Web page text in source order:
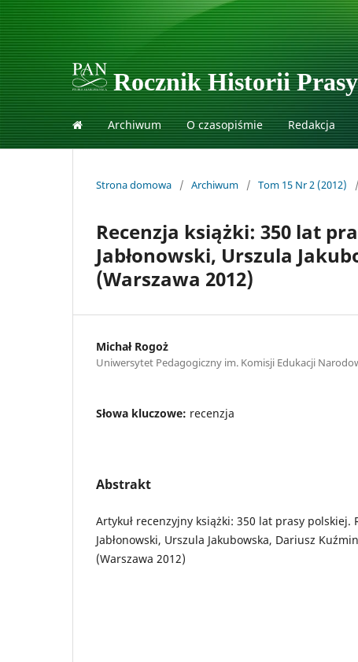
Rocznik Historii
Archiwum O czasopiśmie Redakcja
Strona domowa / Archiwum / Tom 15 Nr 2 (2012) /
Recenzja książki: 350 lat
Jabłonowski, Urszula
(Warszawa 2012)
Michał Rogoż
Uniwersytet Pedagogiczny im. Komisji Edukacji
Słowa kluczowe: recenzja
Abstrakt
Artykuł recenzyjny książki: 350 lat prasy polskiej.
Jabłonowski, Urszula Jakubowska, Dariusz
(Warszawa 2012)